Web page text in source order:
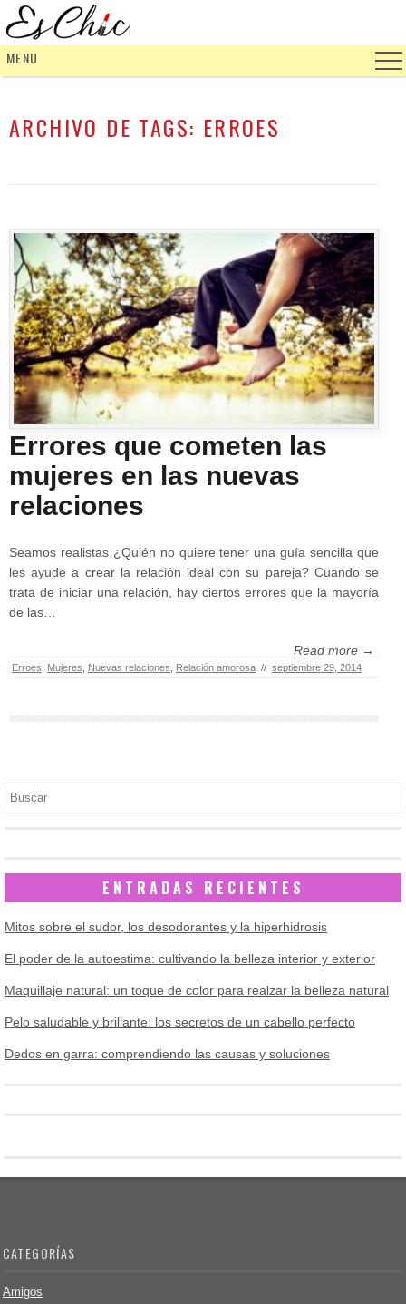
MENU
ARCHIVO DE TAGS: ERROES
Errores que cometen las
mujeres en las nuevas
relaciones
Seamos realistas ¿Quién no quiere tener una guía sencilla que
les ayude a crear la relación ideal con su pareja? Cuando se
trata de iniciar una relación, hay ciertos errores que la mayoría
de las…
Read more →
Erroes Mujeres Nuevas relaciones Relación amorosa // septiembre 29, 2014
Buscar
ENTRADAS RECIENTES
Mitos sobre el sudor, los desodorantes y la hiperhidrosis
El poder de la autoestima: cultivando la belleza interior y exterior
Maquillaje natural: un toque de color para realzar la belleza natural
Pelo saludable y brillante: los secretos de un cabello perfecto
Dedos en garra: comprendiendo las causas y soluciones
CATEGORÍAS
Amigos